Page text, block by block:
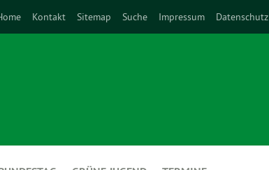
Kontakt Sitemap Suche Impressum Datenschutz